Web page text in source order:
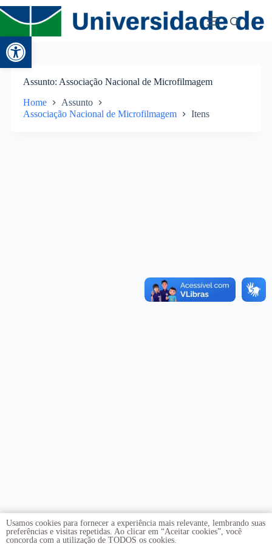
Abrir a barra de ferramentas
Assunto Associação Nacional de Microfilmagem
Home
Assunto
Associação Nacional de Microfilmagem
Itens
Usamos cookies para fornecer a experiência mais relevante, lembrando suas
preferências e visitas repetidas. Ao clicar em “Aceitar cookies”, você
concorda com a utilização de TODOS os cookies.